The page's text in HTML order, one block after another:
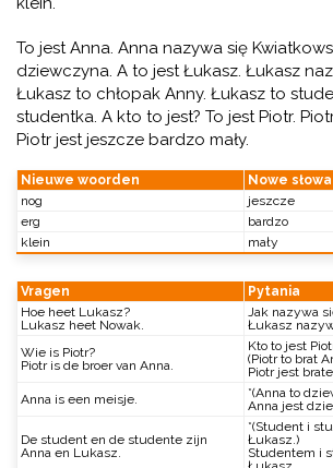
To jest Anna. Anna nazywa się
dziewczyna. A to jest Łukasz. Łukasz
Łukasz to chłopak Anny. Łukasz to
studentka. A kto to jest? To jest Piotr.
Piotr jest jeszcze bardzo mały.
Nieuwe woorden
Nowe słowa
nog
jeszcze
erg
bardzo
klein
mały
Vragen
Pytania
Hoe heet Lukasz?
Lukasz heet Nowak.
Jak nazywa
Łukasz
Wie is Piotr?
Piotr is de broer van Anna.
Kto to jest
(Piotr to brat
Piotr jest
Anna is een meisje.
*(Anna to
Anna jest
De student en de studente zijn
Anna en Lukasz.
*(Student i
Łukasz.)
Studentem i